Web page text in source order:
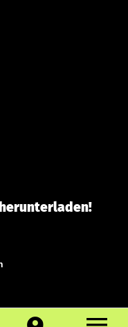
herunterladen!